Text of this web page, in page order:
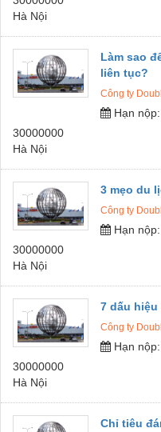
Hà Nội
Làm sao
liên tục?
Công ty
Hạn nộp:
30000000
Hà Nội
3 mẹo du
Công ty
Hạn nộp:
30000000
Hà Nội
7 dấu
Công ty
Hạn nộp:
30000000
Hà Nội
Chỉ tiêu